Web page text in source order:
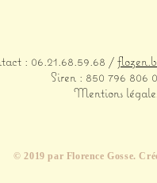
: 06.21.68.59.68 /
Siren : 850 796 806
Mentions
​© 2019 par Florence Gosse.